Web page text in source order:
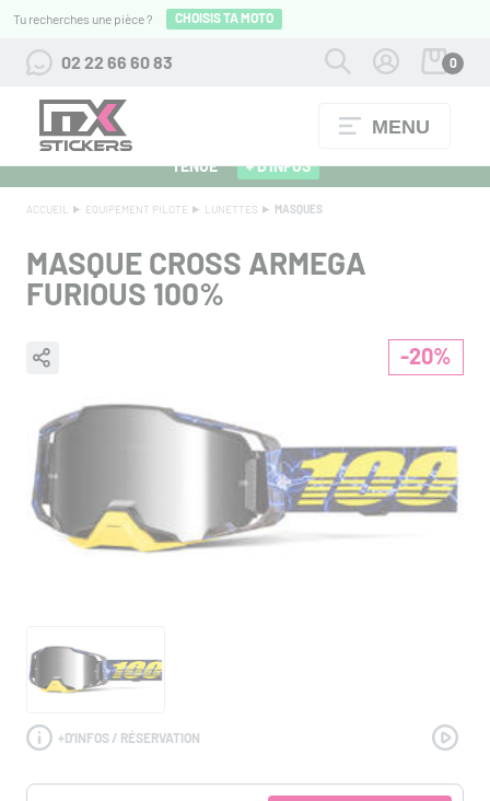
Tu recherches une pièce ? CHOISIS TA MOTO
02 22 66 60 83 0
MENU
ALPINESTARS 27 : FLOCAGE OFFERT POUR L'ACHAT D'UNE
TENUE
+ D'INFOS
ACCUEIL EQUIPEMENT PILOTE LUNETTES MASQUES
MASQUE CROSS ARMEGA
FURIOUS 100%
-20%
+D'INFOS / RÉSERVATION